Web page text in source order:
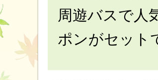
周遊バスで人
ポンがセット